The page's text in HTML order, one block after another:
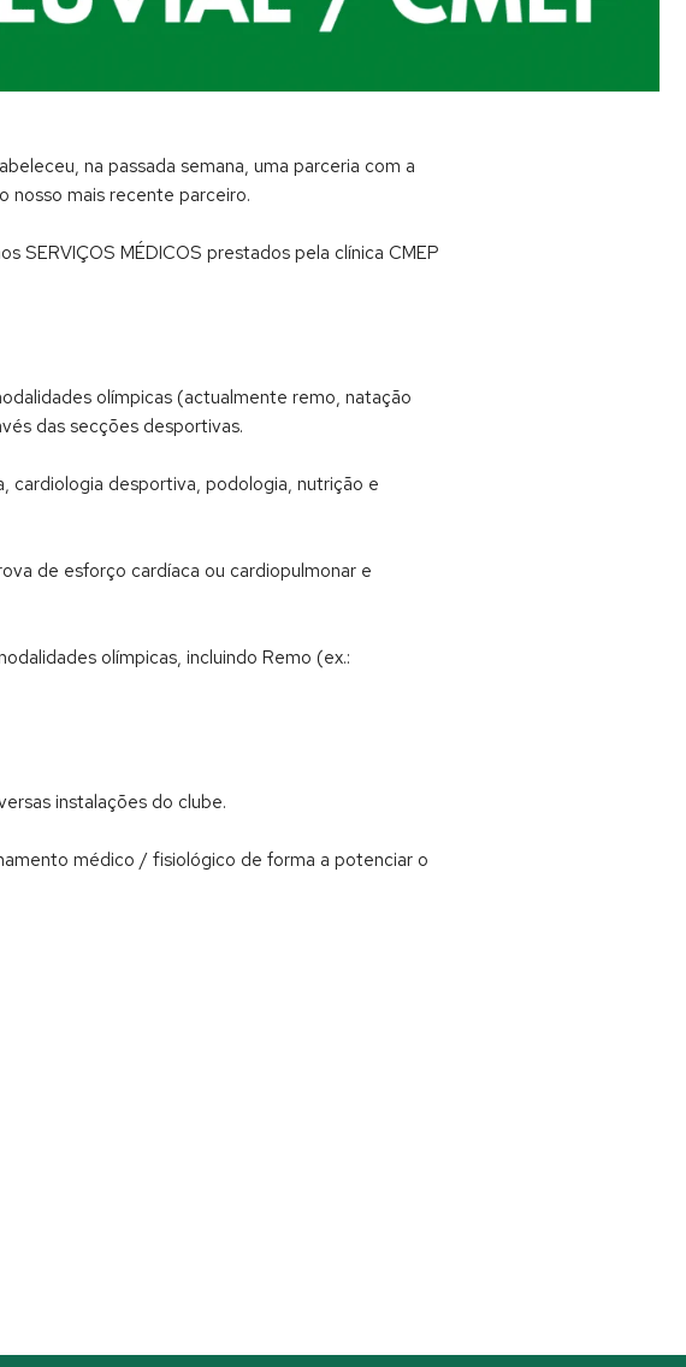
na passada semana, uma parceria com a
nosso mais recente parceiro.
SERVIÇOS MÉDICOS prestados pela clínica CMEP
olímpicas (actualmente remo, natação
das secções desportivas.
cardiologia desportiva, podologia, nutrição e
de esforço cardíaca ou cardiopulmonar e
olímpicas, incluindo Remo (ex.:
instalações do clube.
médico / fisiológico de forma a potenciar o